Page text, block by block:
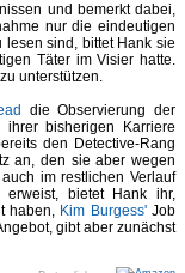
und bemerkt dabei,
nur die eindeutigen
sind, bittet Hank sie
Täter im Visier hatte.
unterstützen.
die Observierung der
bisherigen Karriere
den Detective-Rang
an, den sie aber wegen
im restlichen Verlauf
bietet Hank ihr,
haben, Kim Burgess'Job
gibt aber zunächst